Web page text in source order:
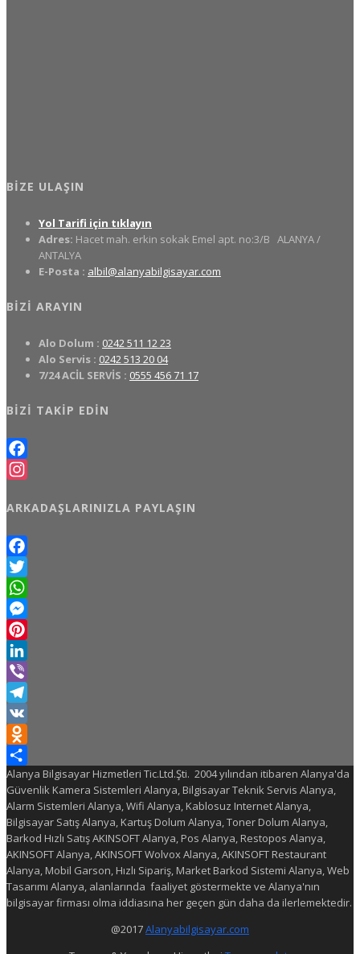
BIZE ULAŞIN
Yol Tarifi için tıklayın
Adres: Hacet mah. erkin sokak Emel apt. no:3/B ALANYA /
ANTALYA
E-Posta : albil@alanyabilgisayar.com
BIZI ARAYIN
Alo Dolum : 0242 511 12 23
Alo Servis : 0242 513 20 04
7/24 ACİL SERVİS : 0555 456 71 17
BIZI TAKIP EDIN
Facebook
ARKADAŞLARINIZLA PAYLAŞIN
Facebook
Twitter
WhatsApp
Messenger
Pinterest
LinkedIn
Viber
Telegram
VK
Odnoklassniki
Share
Alanya Bilgisayar Hizmetleri Tic.Ltd.Şti. 2004 yılından itibaren Alanya'da
Güvenlik Kamera Sistemleri Alanya, Bilgisayar Teknik Servis Alanya,
Alarm Sistemleri Alanya, Wifi Alanya, Kablosuz Internet Alanya,
Bilgisayar Satış Alanya, Kartuş Dolum Alanya, Toner Dolum Alanya,
Barkod Hızlı Satış AKINSOFT Alanya, Pos Alanya, Restopos Alanya,
AKINSOFT Alanya, AKINSOFT Wolvox Alanya, AKINSOFT Restaurant
Alanya, Mobil Garson, Hızlı Sipariş, Market Barkod Sistemi Alanya, Web
Tasarımı Alanya, alanlarında faaliyet göstermekte ve Alanya'nın
bilgisayar firması olma iddiasına her geçen gün daha da ilerlemektedir.
@2017Alanyabilgisayar.com